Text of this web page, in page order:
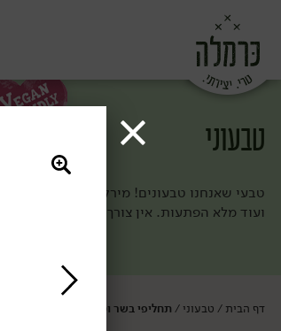
טבעוני
טבעי שאנחנו טבעונים! מירקות ופירות
ועוד מלא הפתעות. אין צורך לחפש במקום אחר.
דף הבית / טבעוני / תחליפי בשר וטופו